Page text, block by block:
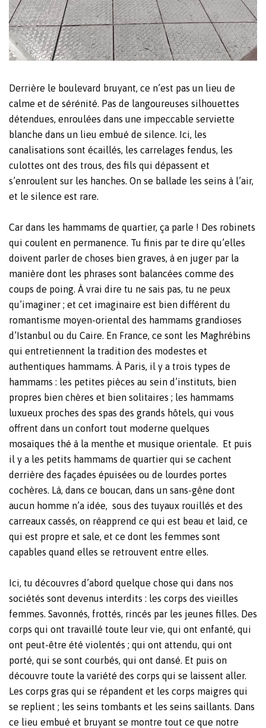
Derrière le boulevard bruyant, ce n’est pas un lieu de
calme et de sérénité. Pas de langoureuses silhouettes
détendues, enroulées dans une impeccable serviette
blanche dans un lieu embué de silence. Ici, les
canalisations sont écaillés, les carrelages fendus, les
culottes ont des trous, des fils qui dépassent et
s’enroulent sur les hanches. On se ballade les seins à l’air,
et le silence est rare.
Car dans les hammams de quartier, ça parle ! Des robinets
qui coulent en permanence. Tu finis par te dire qu’elles
doivent parler de choses bien graves, à en juger par la
manière dont les phrases sont balancées comme des
coups de poing. À vrai dire tu ne sais pas, tu ne peux
qu’imaginer ; et cet imaginaire est bien différent du
romantisme moyen-oriental des hammams grandioses
d’Istanbul ou du Caire. En France, ce sont les Maghrébins
qui entretiennent la tradition des modestes et
authentiques hammams. À Paris, il y a trois types de
hammams : les petites pièces au sein d’instituts, bien
propres bien chères et bien solitaires ; les hammams
luxueux proches des spas des grands hôtels, qui vous
offrent dans un confort tout moderne quelques
mosaïques thé à la menthe et musique orientale. Et puis
il y a les petits hammams de quartier qui se cachent
derrière des façades épuisées ou de lourdes portes
cochères. Là, dans ce boucan, dans un sans-gêne dont
aucun homme n’a idée, sous des tuyaux rouillés et des
carreaux cassés, on réapprend ce qui est beau et laid, ce
qui est propre et sale, et ce dont les femmes sont
capables quand elles se retrouvent entre elles.
Ici, tu découvres d’abord quelque chose qui dans nos
sociétés sont devenus interdits : les corps des vieilles
femmes. Savonnés, frottés, rincés par les jeunes filles. Des
corps qui ont travaillé toute leur vie, qui ont enfanté, qui
ont peut-être été violentés ; qui ont attendu, qui ont
porté, qui se sont courbés, qui ont dansé. Et puis on
découvre toute la variété des corps qui se laissent aller.
Les corps gras qui se répandent et les corps maigres qui
se replient ; les seins tombants et les seins saillants. Dans
ce lieu embué et bruyant se montre tout ce que notre